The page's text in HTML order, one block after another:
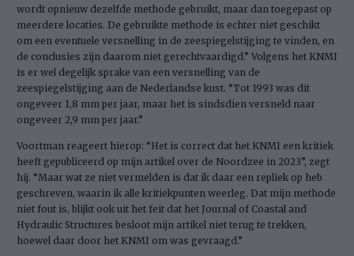
wordt opnieuw dezelfde methode gebruikt, maar dan toegepast op
meerdere locaties. De gebruikte methode is echter niet geschikt
om een eventuele versnelling in de zeespiegelstijging te vinden, en
de conclusies zijn daarom niet gerechtvaardigd.” Volgens het KNMI
is er wel degelijk sprake van een versnelling van de
zeespiegelstijging aan de Nederlandse kust. “Tot 1993 was dit
ongeveer 1,8 mm per jaar, maar het is sindsdien versneld naar
ongeveer 2,9 mm per jaar.”
Voortman reageert hierop: “Het is correct dat het KNMI een kritiek
heeft gepubliceerd op mijn artikel over de Noordzee in 2023”, zegt
hij. “Maar wat ze niet vermelden is dat ik daar een repliek op heb
geschreven, waarin ik alle kritiekpunten weerleg. Dat mijn methode
niet fout is, blijkt ook uit het feit dat het Journal of Coastal and
Hydraulic Structures besloot mijn artikel niet terug te trekken,
hoewel daar door het KNMI om was gevraagd.”